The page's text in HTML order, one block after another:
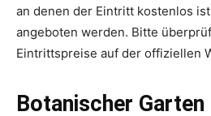
an denen der Eintritt kostenlos
angeboten werden. Bitte
Eintrittspreise auf der offiziellen
Botanischer Garten